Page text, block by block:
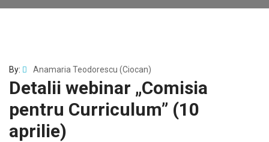
By: Anamaria Teodorescu (Ciocan)
Detalii webinar „Comisia
pentru Curriculum” (10
aprilie)